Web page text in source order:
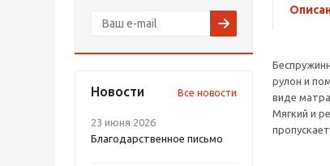
Новости Все новости
23 июня 2026
Благодарственное письмо
рулон и
виде
Мягкий и